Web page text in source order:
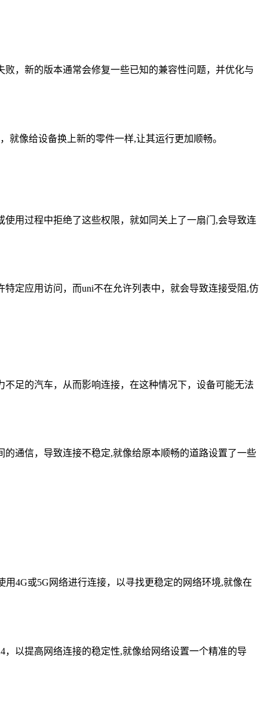
，新的版本通常会修复一些已知的兼容性问题，并优化与
就像给设备换上新的零件一样,让其运行更加顺畅。
用过程中拒绝了这些权限，就如同关上了一扇门,会导致连
定应用访问，而uni不在允许列表中，就会导致连接受阻,仿
足的汽车，从而影响连接，在这种情况下，设备可能无法
通信，导致连接不稳定,就像给原本顺畅的道路设置了一些
4G或5G网络进行连接，以寻找更稳定的网络环境,就像在
，以提高网络连接的稳定性,就像给网络设置一个精准的导